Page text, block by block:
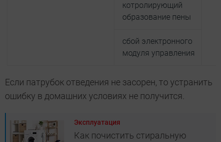
котролирующий
образование пены
сбой электронного
модуля управления
Если патрубок отведения не засорен, то устранить
ошибку в домашних условиях не получится.
Эксплуатация
Как почистить стиральную